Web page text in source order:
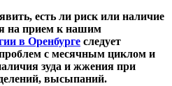
есть ли риск или наличие
на прием к нашим
в Оренбурге следует
проблем с месячным циклом и
зуда и жжения при
высыпаний.